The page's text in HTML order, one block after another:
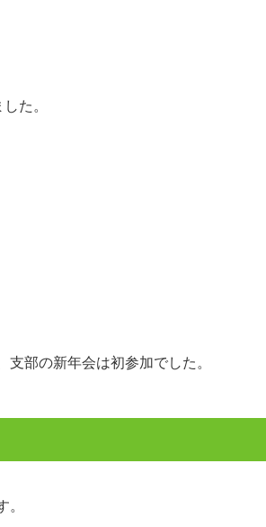
た。
部の新年会は初参加でした。
。